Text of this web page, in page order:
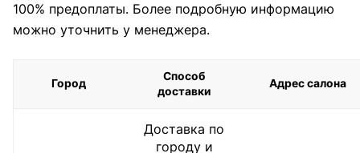
100% предоплаты. Более подробную информацию
можно уточнить у менеджера.
Город
Способ
доставки
Адрес салона
Доставка по
городу и